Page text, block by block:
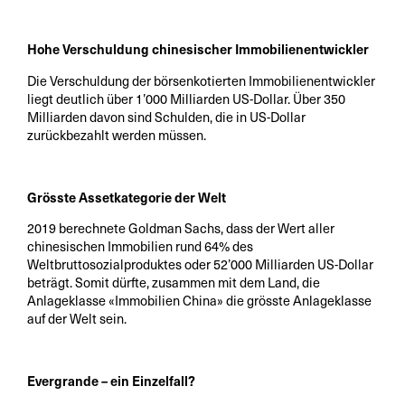
Hohe Verschuldung chinesischer Immobilienentwickler
Die Verschuldung der börsenkotierten Immobilienentwickler
liegt deutlich über 1’000 Milliarden US-Dollar. Über 350
Milliarden davon sind Schulden, die in US-Dollar
zurückbezahlt werden müssen.
Grösste Assetkategorie der Welt
2019 berechnete Goldman Sachs, dass der Wert aller
chinesischen Immobilien rund 64% des
Weltbruttosozialproduktes oder 52’000 Milliarden US-Dollar
beträgt. Somit dürfte, zusammen mit dem Land, die
Anlageklasse «Immobilien China» die grösste Anlageklasse
auf der Welt sein.
Evergrande – ein Einzelfall?